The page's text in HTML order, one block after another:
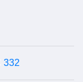
332